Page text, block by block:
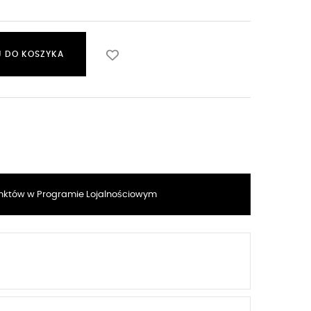
DO KOSZYKA
w Programie Lojalnościowym